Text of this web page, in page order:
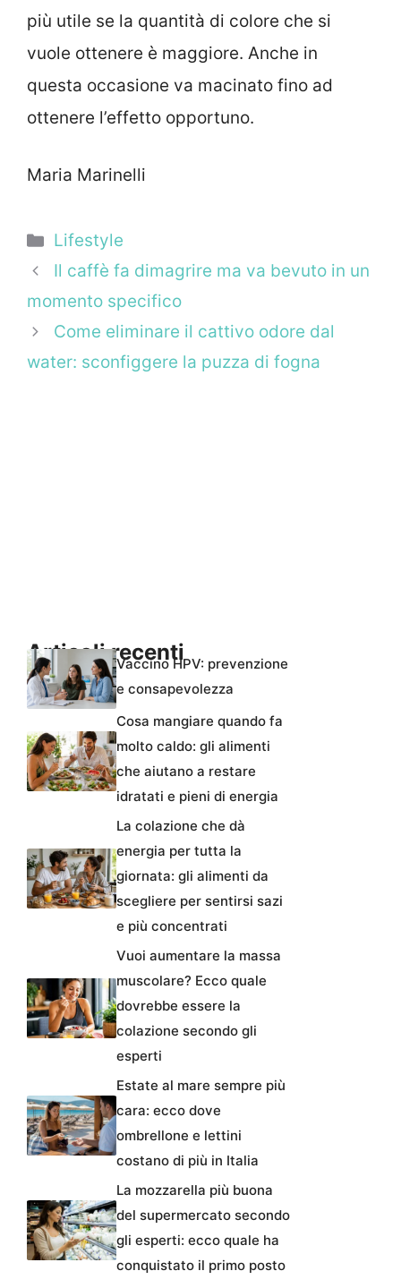
più utile se la quantità di colore che si
vuole ottenere è maggiore. Anche in
questa occasione va macinato fino ad
ottenere l’effetto opportuno.
Maria Marinelli
Categorie
Lifestyle
Il caffè fa dimagrire ma va bevuto in un
momento specifico
Come eliminare il cattivo odore dal
water: sconfiggere la puzza di fogna
Articoli recentiVaccino HPV: prevenzione
e consapevolezza
Cosa mangiare quando fa
molto caldo: gli alimenti
che aiutano a restare
idratati e pieni di energia
La colazione che dà
energia per tutta la
giornata: gli alimenti da
scegliere per sentirsi sazi
e più concentrati
Vuoi aumentare la massa
muscolare? Ecco quale
dovrebbe essere la
colazione secondo gli
esperti
Estate al mare sempre più
cara: ecco dove
ombrellone e lettini
costano di più in Italia
La mozzarella più buona
del supermercato secondo
gli esperti: ecco quale ha
conquistato il primo posto